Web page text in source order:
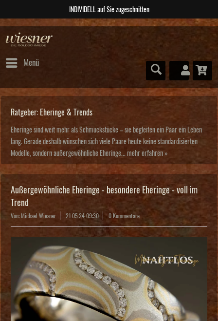
ABSOLUTE Unikate
Menü
Ratgeber: Eheringe & Trends
Eheringe sind weit mehr als Schmuckstücke – sie begleiten ein Paar ein Leben
lang. Gerade deshalb wünschen sich viele Paare heute keine standardisierten
Modelle, sondern außergewöhnliche Eheringe... mehr erfahren »
Außergewöhnliche Eheringe - besondere Eheringe - voll im
Trend
Von: Michael Wiesner 21.05.24 09:30 0 Kommentare